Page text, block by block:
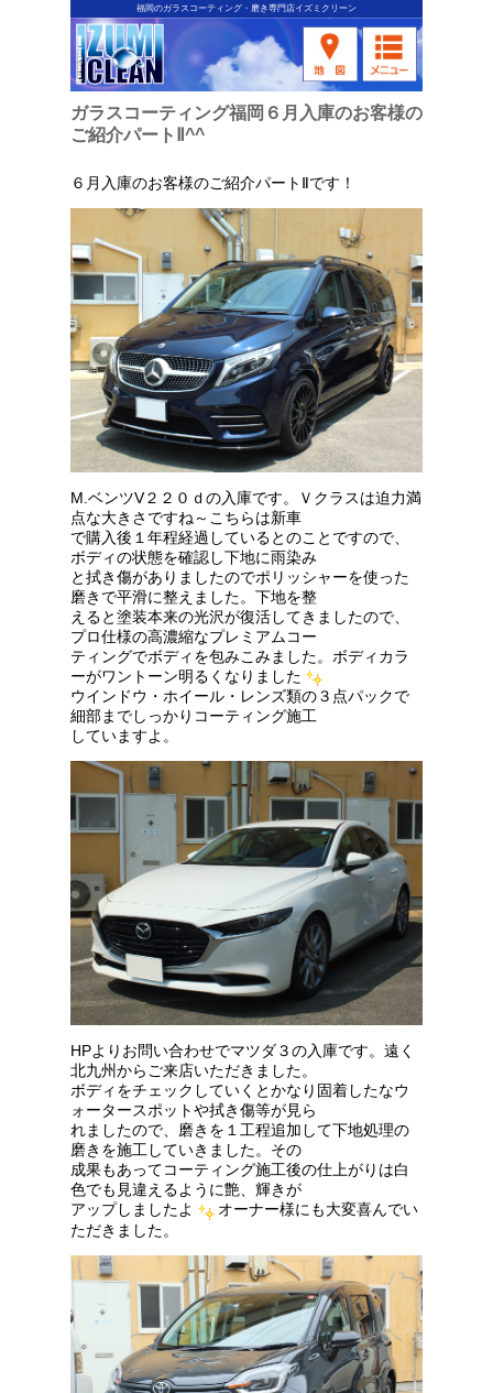
福岡のガラスコーティング・磨き専門店イズミクリーン
ガラスコーティング福岡６月入庫のお客様の
ご紹介パートⅡ^^
６月入庫のお客様のご紹介パートⅡです！
M.ベンツV２２０ｄの入庫です。Ｖクラスは迫力満
点な大きさですね～こちらは新車
で購入後１年程経過しているとのことですので、
ボディの状態を確認し下地に雨染み
と拭き傷がありましたのでポリッシャーを使った
磨きで平滑に整えました。下地を整
えると塗装本来の光沢が復活してきましたので、
プロ仕様の高濃縮なプレミアムコー
ティングでボディを包みこみました。ボディカラ
ーがワントーン明るくなりました
ウインドウ・ホイール・レンズ類の３点パックで
細部までしっかりコーティング施工
していますよ。
HPよりお問い合わせでマツダ３の入庫です。遠く
北九州からご来店いただきました。
ボディをチェックしていくとかなり固着したなウ
ォータースポットや拭き傷等が見ら
れましたので、磨きを１工程追加して下地処理の
磨きを施工していきました。その
成果もあってコーティング施工後の仕上がりは白
色でも見違えるように艶、輝きが
アップしましたよ
オーナー様にも大変喜んでい
ただきました。